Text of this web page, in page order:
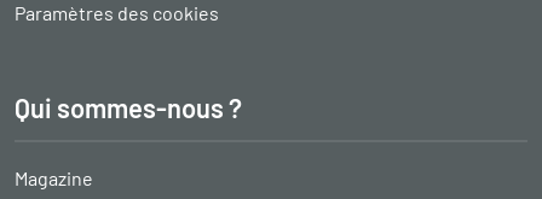
Paramètres des cookies
Qui sommes-nous ?
Magazine